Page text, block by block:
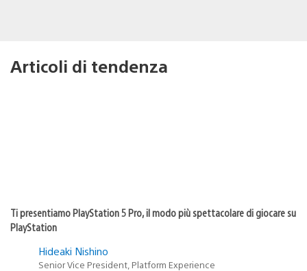
Articoli di tendenza
Ti presentiamo PlayStation 5 Pro, il modo più spettacolare di giocare su
PlayStation
Hideaki Nishino
Senior Vice President, Platform Experience